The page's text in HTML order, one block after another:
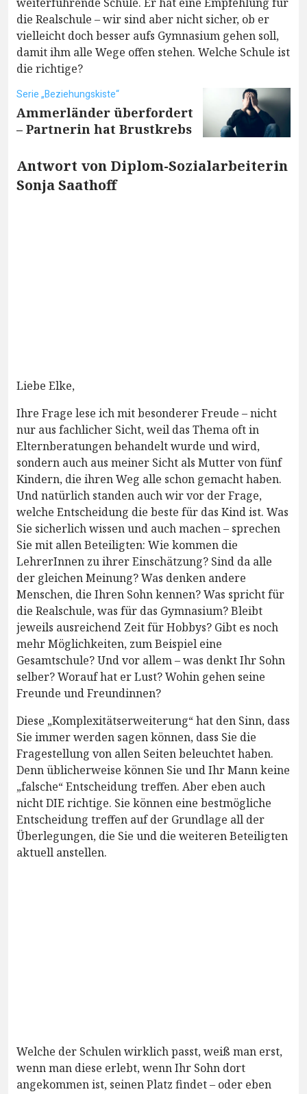
weiterführende Schule. Er hat eine Empfehlung für
die Realschule – wir sind aber nicht sicher, ob er
vielleicht doch besser aufs Gymnasium gehen soll,
damit ihm alle Wege offen stehen. Welche Schule ist
die richtige?
Serie „Beziehungskiste“
Ammerländer überfordert
– Partnerin hat Brustkrebs
Antwort von Diplom-Sozialarbeiterin
Sonja Saathoff
Liebe Elke,
Ihre Frage lese ich mit besonderer Freude – nicht
nur aus fachlicher Sicht, weil das Thema oft in
Elternberatungen behandelt wurde und wird,
sondern auch aus meiner Sicht als Mutter von fünf
Kindern, die ihren Weg alle schon gemacht haben.
Und natürlich standen auch wir vor der Frage,
welche Entscheidung die beste für das Kind ist. Was
Sie sicherlich wissen und auch machen – sprechen
Sie mit allen Beteiligten: Wie kommen die
LehrerInnen zu ihrer Einschätzung? Sind da alle
der gleichen Meinung? Was denken andere
Menschen, die Ihren Sohn kennen? Was spricht für
die Realschule, was für das Gymnasium? Bleibt
jeweils ausreichend Zeit für Hobbys? Gibt es noch
mehr Möglichkeiten, zum Beispiel eine
Gesamtschule? Und vor allem – was denkt Ihr Sohn
selber? Worauf hat er Lust? Wohin gehen seine
Freunde und Freundinnen?
Diese „Komplexitätserweiterung“ hat den Sinn, dass
Sie immer werden sagen können, dass Sie die
Fragestellung von allen Seiten beleuchtet haben.
Denn üblicherweise können Sie und Ihr Mann keine
„falsche“ Entscheidung treffen. Aber eben auch
nicht DIE richtige. Sie können eine bestmögliche
Entscheidung treffen auf der Grundlage all der
Überlegungen, die Sie und die weiteren Beteiligten
aktuell anstellen.
Welche der Schulen wirklich passt, weiß man erst,
wenn man diese erlebt, wenn Ihr Sohn dort
angekommen ist, seinen Platz findet – oder eben